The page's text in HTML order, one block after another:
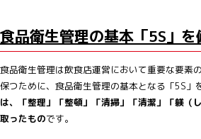
食品衛生管理の基本「5S」を
食品衛生管理は飲食店運営において重要な要素
保つために、食品衛生管理の基本となる「5S」
は、「整理」「整頓」「清掃」「清潔」「躾（
取ったものです。